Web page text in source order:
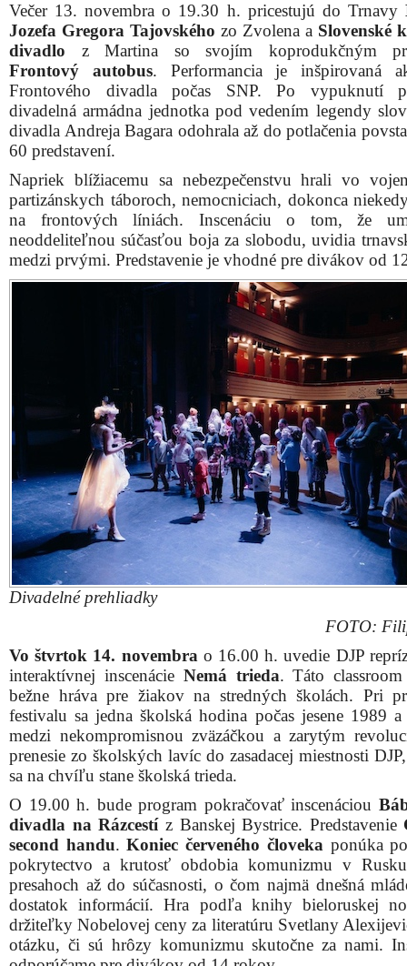
Večer 13. novembra o 19.30 h. pricestujú do Trnavy
Jozefa Gregora Tajovského zo Zvolena a Slovenské
divadlo z Martina so svojím koprodukčným
Frontový autobus. Performancia je inšpirovaná
Frontového divadla počas SNP. Po vypuknutí
divadelná armádna jednotka pod vedením legendy
divadla Andreja Bagara odohrala až do potlačenia
60 predstavení.
Napriek blížiacemu sa nebezpečenstvu hrali vo
partizánskych táboroch, nemocniciach, dokonca
na frontových líniách. Inscenáciu o tom, že
neoddeliteľnou súčasťou boja za slobodu, uvidia
medzi prvými. Predstavenie je vhodné pre divákov od
Divadelné prehliadky
FOTO:
Vo štvrtok 14. novembra o 16.00 h. uvedie DJP
interaktívnej inscenácie Nemá trieda. Táto
bežne hráva pre žiakov na stredných školách. Pri
festivalu sa jedna školská hodina počas jesene 1989
medzi nekompromisnou zväzáčkou a zarytým
prenesie zo školských lavíc do zasadacej miestnosti
sa na chvíľu stane školská trieda.
O 19.00 h. bude program pokračovať inscenáciou
divadla na Rázcestíz Banskej Bystrice. Predstavenie
second handu.Koniec červeného človeka ponúka
pokrytectvo a krutosť obdobia komunizmu v
presahoch až do súčasnosti, o čom najmä dnešná
dostatok informácií. Hra podľa knihy bieloruskej
držiteľky Nobelovej ceny za literatúru Svetlany
otázku, či sú hrôzy komunizmu skutočne za nami.